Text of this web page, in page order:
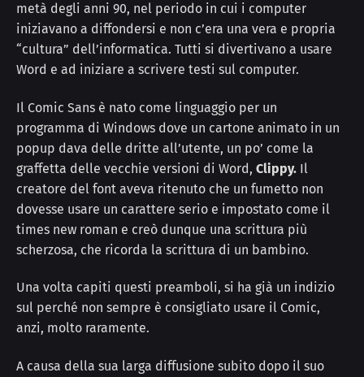
metà degli anni 90, nel periodo in cui i computer
iniziavano a diffondersi e non c’era una vera e propria
“cultura” dell’informatica. Tutti si divertivano a usare
Word e ad iniziare a scrivere testi sul computer.
Il Comic Sans è nato come linguaggio per un
programma di Windows dove un cartone animato in un
popup dava delle dritte all’utente, un po’ come la
graffetta delle vecchie versioni di Word, Clippy. Il
creatore del font aveva ritenuto che un fumetto non
dovesse usare un carattere serio e impostato come il
times new roman e creò dunque una scrittura più
scherzosa, che ricorda la scrittura di un bambino.
Una volta capiti questi preamboli, si ha già un indizio
sul perché non sempre è consigliato usare il Comic,
anzi, molto raramente.
A causa della sua larga diffusione subito dopo il suo